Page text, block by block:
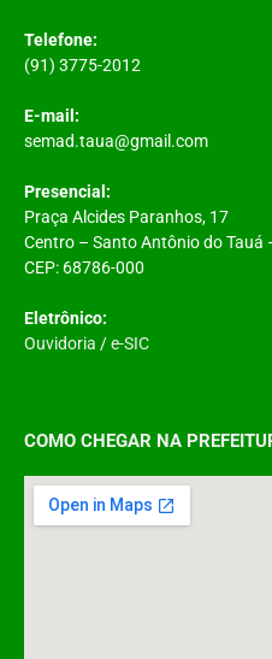
Telefone:
(91) 3775-2012
E-mail:
semad.taua@gmail.com
Presencial:
Praça Alcides Paranhos, 17
Centro – Santo Antônio do Tauá
CEP: 68786-000
Eletrônico:
Ouvidoria /e-SIC
COMO CHEGAR NA